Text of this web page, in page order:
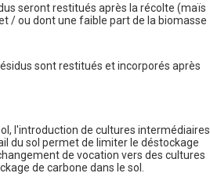
seront restitués après la récolte (maïs
/ ou dont une faible part de la biomasse
sont restitués et incorporés après
l'introduction de cultures intermédiaires
du sol permet de limiter le déstockage
de vocation vers des cultures
de carbone dans le sol.